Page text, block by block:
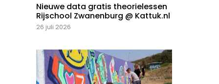
Nieuwe data gratis theorielessen
Rijschool Zwanenburg @ Kattuk.nl
26 juli 2026